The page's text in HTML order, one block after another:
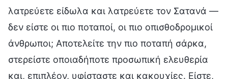
λατρεύετε είδωλα και λατρεύετε τον Σατανά —
δεν είστε οι πιο ποταποί, οι πιο οπισθοδρομικοί
άνθρωποι; Αποτελείτε την πιο ποταπή σάρκα,
στερείστε οποιαδήποτε προσωπική ελευθερία
και, επιπλέον, υφίσταστε και κακουχίες. Είστε,